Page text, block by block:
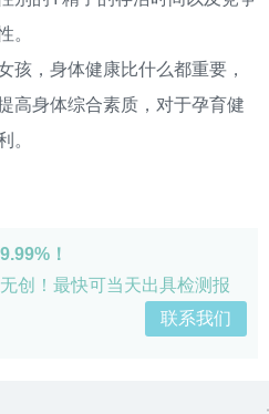
。
，身体健康比什么都重要，
高身体综合素质，对于孕育健
。
！
创！最快可当天出具检测报
联系我们